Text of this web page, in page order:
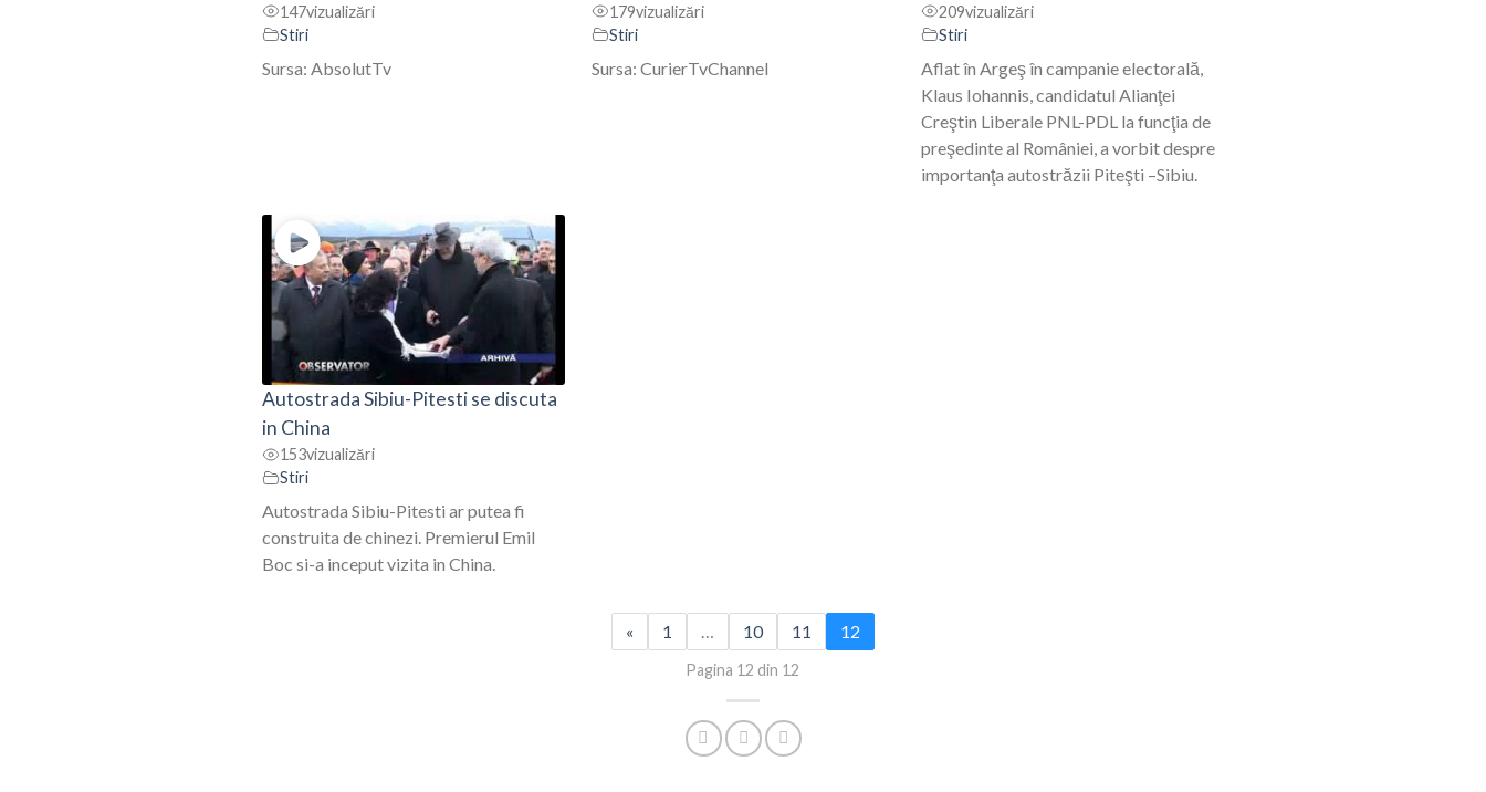
147vizualizări
Stiri
Sursa: AbsolutTv
179vizualizări
Stiri
Sursa: CurierTvChannel
209vizualizări
Stiri
Aflat în Argeş în campanie electorală,
Klaus Iohannis, candidatul Alianţei
Creştin Liberale PNL-PDL la funcţia de
preşedinte al României, a vorbit despre
importanţa autostrăzii Piteşti –Sibiu.
Autostrada Sibiu-Pitesti se discuta
in China
153vizualizări
Stiri
Autostrada Sibiu-Pitesti ar putea fi
construita de chinezi. Premierul Emil
Boc si-a inceput vizita in China.
« 1 … 10 11 12
Pagina 12 din 12